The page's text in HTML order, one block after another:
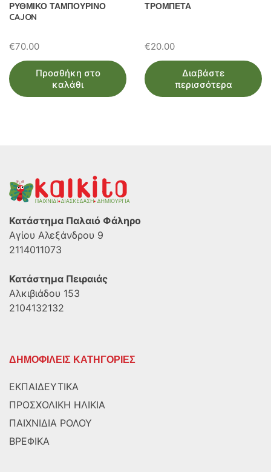
ΡΥΘΜΙΚΟ ΤΑΜΠΟΥΡΙΝΟ
CAJON
€70.00
Προσθήκη στο
καλάθι
ΤΡΟΜΠΕΤΑ
€20.00
Διαβάστε
περισσότερα
Κατάστημα Παλαιό Φάληρο
Αγίου Αλεξάνδρου 9
2114011073
Κατάστημα Πειραιάς
Αλκιβιάδου 153
2104132132
ΔΗΜΟΦΙΛΕΙΣ ΚΑΤΗΓΟΡΙΕΣ
ΕΚΠΑΙΔΕΥΤΙΚΑ
ΠΡΟΣΧΟΛΙΚΗ ΗΛΙΚΙΑ
ΠΑΙΧΝΙΔΙΑ ΡΟΛΟΥ
ΒΡΕΦΙΚΑ